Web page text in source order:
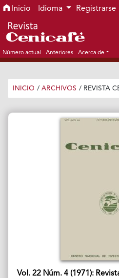
Ir al menú de navegación
Ir al contenido principal
Ir al pie de página del sitio
Inicio Idioma Registrarse
Número actual Anteriores Acerca de
INICIO / ARCHIVOS / REVISTA
Vol. 22 Núm. 4 (1971):